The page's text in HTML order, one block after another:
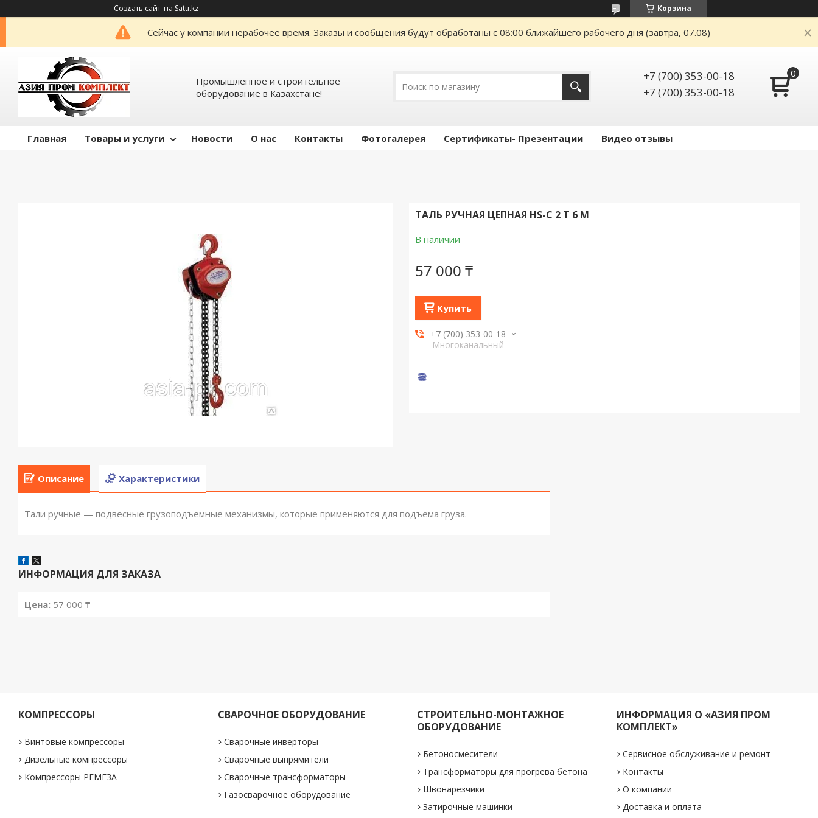
Создать сайт на Satu.kz Корзина
Сейчас у компании нерабочее время. Заказы и сообщения будут обработаны с 08:00 ближайшего рабочего дня (завтра, 07.08)
Промышленное и строительное
оборудование в Казахстане!
+7 (700) 353-00-18
+7 (700) 353-00-18
Главная Товары и услуги Новости О нас Контакты Фотогалерея Сертификаты- Презентации Видео отзывы
ТАЛЬ РУЧНАЯ ЦЕПНАЯ HS-C 2 Т 6 М
В наличии
57 000 ₸
Купить
+7 (700) 353-00-18
Многоканальный
Описание Характеристики
Тали ручные — подвесные грузоподъемные механизмы, которые применяются для подъема груза.
ИНФОРМАЦИЯ ДЛЯ ЗАКАЗА
Цена: 57 000 ₸
КОМПРЕССОРЫ
Винтовые компрессоры
Дизельные компрессоры
Компрессоры РЕМЕЗА
СВАРОЧНОЕ ОБОРУДОВАНИЕ
Сварочные инверторы
Сварочные выпрямители
Сварочные трансформаторы
Газосварочное оборудование
СТРОИТЕЛЬНО-МОНТАЖНОЕ
ОБОРУДОВАНИЕ
Бетоносмесители
Трансформаторы для прогрева бетона
Швонарезчики
Затирочные машинки
ИНФОРМАЦИЯ О «АЗИЯ ПРОМ
КОМПЛЕКТ»
Сервисное обслуживание и ремонт
Контакты
О компании
Доставка и оплата